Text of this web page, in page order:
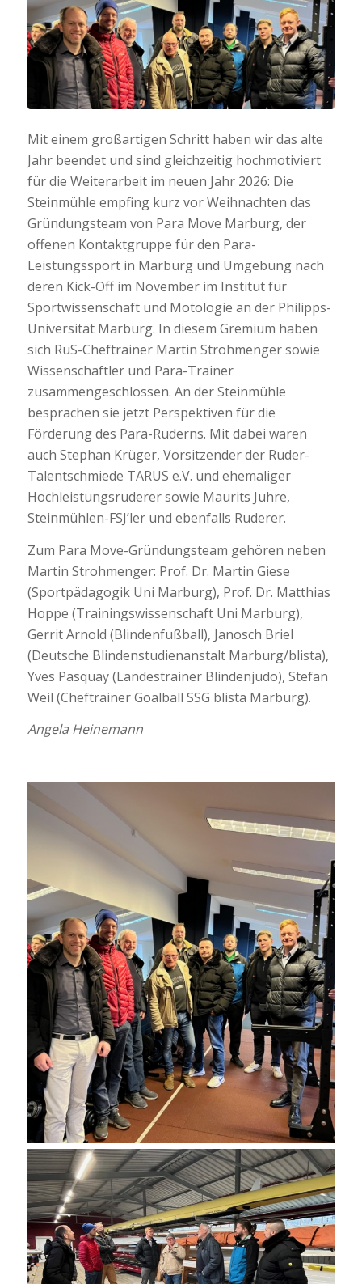
Mit einem großartigen Schritt haben wir das alte
Jahr beendet und sind gleichzeitig hochmotiviert
für die Weiterarbeit im neuen Jahr 2026: Die
Steinmühle empfing kurz vor Weihnachten das
Gründungsteam von Para Move Marburg, der
offenen Kontaktgruppe für den Para-
Leistungssport in Marburg und Umgebung nach
deren Kick-Off im November im Institut für
Sportwissenschaft und Motologie an der Philipps-
Universität Marburg. In diesem Gremium haben
sich RuS-Cheftrainer Martin Strohmenger sowie
Wissenschaftler und Para-Trainer
zusammengeschlossen. An der Steinmühle
besprachen sie jetzt Perspektiven für die
Förderung des Para-Ruderns. Mit dabei waren
auch Stephan Krüger, Vorsitzender der Ruder-
Talentschmiede TARUS e.V. und ehemaliger
Hochleistungsruderer sowie Maurits Juhre,
Steinmühlen-FSJ’ler und ebenfalls Ruderer.
Zum Para Move-Gründungsteam gehören neben
Martin Strohmenger: Prof. Dr. Martin Giese
(Sportpädagogik Uni Marburg), Prof. Dr. Matthias
Hoppe (Trainingswissenschaft Uni Marburg),
Gerrit Arnold (Blindenfußball), Janosch Briel
(Deutsche Blindenstudienanstalt Marburg/blista),
Yves Pasquay (Landestrainer Blindenjudo), Stefan
Weil (Cheftrainer Goalball SSG blista Marburg).
Angela Heinemann